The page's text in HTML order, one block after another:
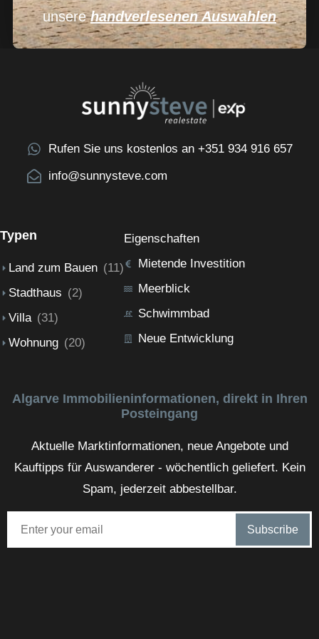
unserehandverlesenen Auswahlen
Rufen Sie uns kostenlos an +351 934 916 657
info@sunnysteve.com
Typen
Land zum Bauen (11)
Stadthaus (2)
Villa (31)
Wohnung (20)
Eigenschaften
Mietende Investition
Meerblick
Schwimmbad
Neue Entwicklung
Algarve Immobilieninformationen, direkt in Ihren
Posteingang
Aktuelle Marktinformationen, neue Angebote und
Kauftipps für Auswanderer - wöchentlich geliefert. Kein
Spam, jederzeit abbestellbar.